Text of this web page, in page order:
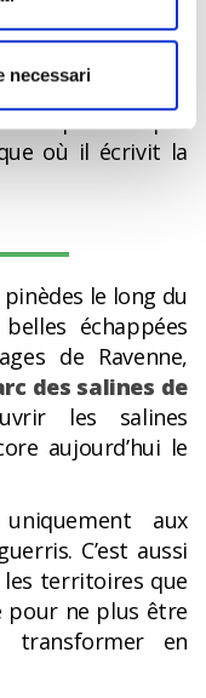
necessari
: c’est un
et
Il suit les
empruntés par
où il écrivit la
pinèdes le long du
échappées
de Ravenne,
des salines de
les salines
aujourd’hui le
aux
C’est aussi
territoires que
pour ne plus être
en